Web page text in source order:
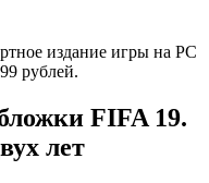
издание игры на PC
рублей.
FIFA 19.
лет